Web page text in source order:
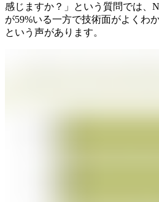
感じますか？」という質問では、
が59%いる一方で技術面がよくわ
という声があります。